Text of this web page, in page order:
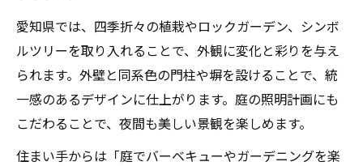
愛知県では、四季折々の植栽やロックガーデン、シンボ
ルツリーを取り入れることで、外観に変化と彩りを与え
られます。外壁と同系色の門柱や塀を設けることで、統
一感のあるデザインに仕上がります。庭の照明計画にも
こだわることで、夜間も美しい景観を楽しめます。
住まい手からは「庭でバーベキューやガーデニングを楽